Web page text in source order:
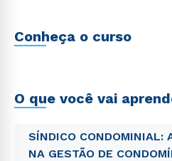
Conheça o curso
O que você vai
SÍNDICO CONDOMINIAL:
NA GESTÃO DE